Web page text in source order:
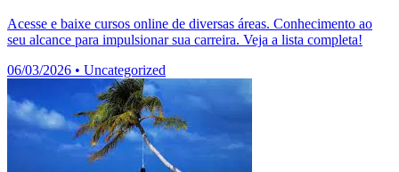
Acesse e baixe cursos online de diversas áreas. Conhecimento ao
seu alcance para impulsionar sua carreira. Veja a lista completa!
06/03/2026 • Uncategorized